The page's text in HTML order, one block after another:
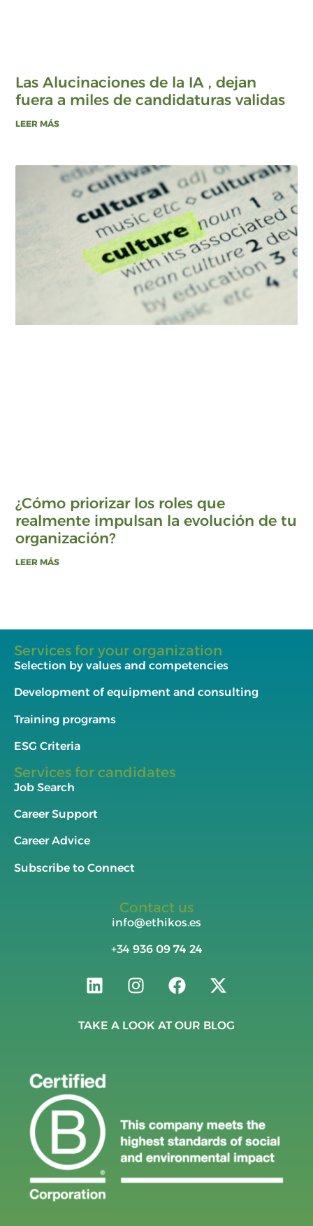
Las Alucinaciones de la IA , dejan
fuera a miles de candidaturas validas
LEER MÁS
¿Cómo priorizar los roles que
realmente impulsan la evolución de tu
organización?
LEER MÁS
Services for your organization
Selection by values and competencies
Development of equipment and consulting
Training programs
ESG Criteria
Services for candidates
Job Search
Career Support
Career Advice
Subscribe to Connect
Contact us
info@ethikos.es
+34 936 09 74 24
TAKE A LOOK AT OUR BLOG